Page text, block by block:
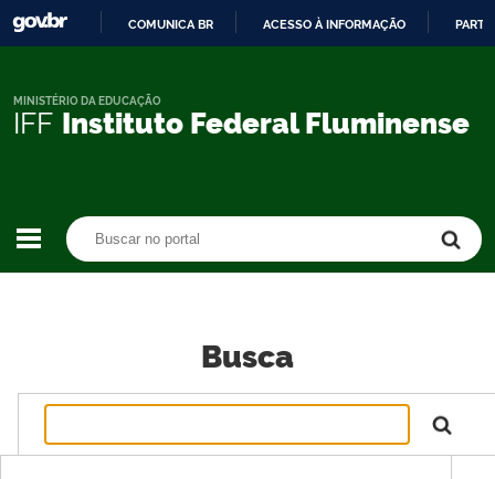
CONTEÚDO
COMUNICA BR ACESSO À INFORMAÇÃO
IFF Instituto Federal Fluminense
MINISTÉRIO DA EDUCAÇÃO
Busca